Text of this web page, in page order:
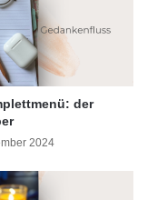
der
2024